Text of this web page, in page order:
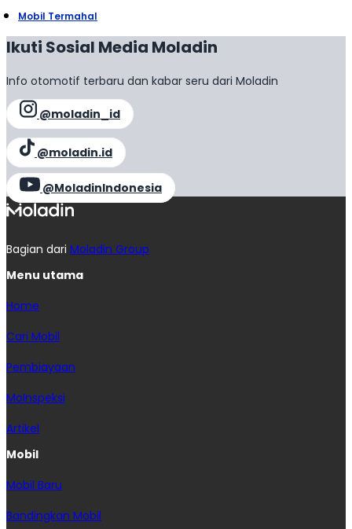
Mobil Termahal
Ikuti Sosial Media Moladin
Info otomotif terbaru dan kabar seru dari Moladin
@moladin_id
@moladin.id
@MoladinIndonesia
Bagian dari Moladin Group
Menu utama
Home
Cari Mobil
Pembiayaan
MoInspeksi
Artikel
Mobil
Mobil Baru
Bandingkan Mobil